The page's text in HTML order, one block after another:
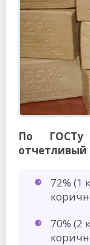
По
72% (1
70% (2